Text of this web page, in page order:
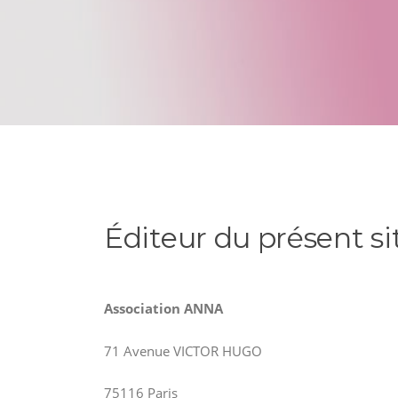
Éditeur du présent
Association ANNA
71 Avenue VICTOR HUGO
75116 Paris